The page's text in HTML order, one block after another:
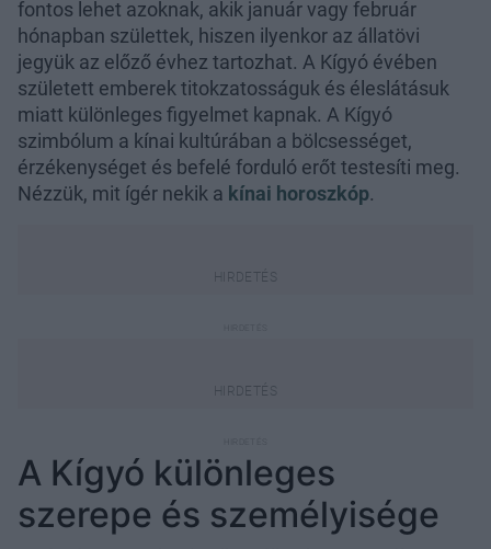
fontos lehet azoknak, akik január vagy február
hónapban születtek, hiszen ilyenkor az állatövi
jegyük az előző évhez tartozhat. A Kígyó évében
született emberek titokzatosságuk és éleslátásuk
miatt különleges figyelmet kapnak. A Kígyó
szimbólum a kínai kultúrában a bölcsességet,
érzékenységet és befelé forduló erőt testesíti meg.
Nézzük, mit ígér nekik a kínai horoszkóp.
A Kígyó különleges
szerepe és személyisége